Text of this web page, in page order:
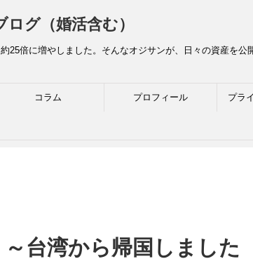
グ（婚活含む）
25倍に増やしました。そんなオジサンが、日々の資産を
コラム プロフィール プラ
台湾から帰国しました